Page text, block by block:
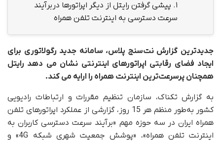
1. پیشی گرفتن رایتل از دیگر اپراتورها در برآیند
سرعت دسترسی به اینترنت تلفن همراه
جدیدترین گزارش نت‌سنج پلاس، سامانه جدید رگولاتوری برای
ایجاد فضای رقابتی اپراتورهای اینترنتی نشان می دهد رایتل
همچنان پرسرعت‌ترین اینترنت همراه را ارایه می کند.
به گزارش تکناک، سازمان تنظیم مقررات و ارتباطات رادیویی
کشور به‌طور منظم هر 15 روز، گزارشی از عملکرد اپراتورهای تلفن
همراه ایران در سه حوزه مهم «برآیند سرعت دسترسی کاربران به
اینترنت تلفن همراه»، «پوشش جمعیت شهری شبکه 4G» و